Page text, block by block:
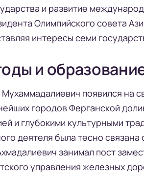
и развитие
Олимпийского совета
интересы семи
и
появился на
городов Ферганской
и глубокими культурными
деятеля была тесно
занимал пост
управления железных